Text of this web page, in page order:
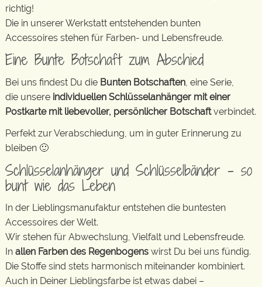
richtig!
Die in unserer Werkstatt entstehenden bunten
Accessoires stehen für Farben- und Lebensfreude.
Eine Bunte Botschaft zum Abschied
Bei uns findest Du die Bunten Botschaften , eine Serie,
die unsere individuellen Schlüsselanhänger mit einer
Postkarte mit liebevoller, persönlicher Botschaftverbindet.
Perfekt zur Verabschiedung, um in guter Erinnerung zu
bleiben 🙂
Schlüsselanhänger und Schlüsselbänder – so
bunt wie das Leben
In der Lieblingsmanufaktur entstehen die buntesten
Accessoires der Welt.
Wir stehen für Abwechslung, Vielfalt und Lebensfreude.
In allen Farben des Regenbogens wirst Du bei uns fündig.
Die Stoffe sind stets harmonisch miteinander kombiniert.
Auch in Deiner Lieblingsfarbe ist etwas dabei –